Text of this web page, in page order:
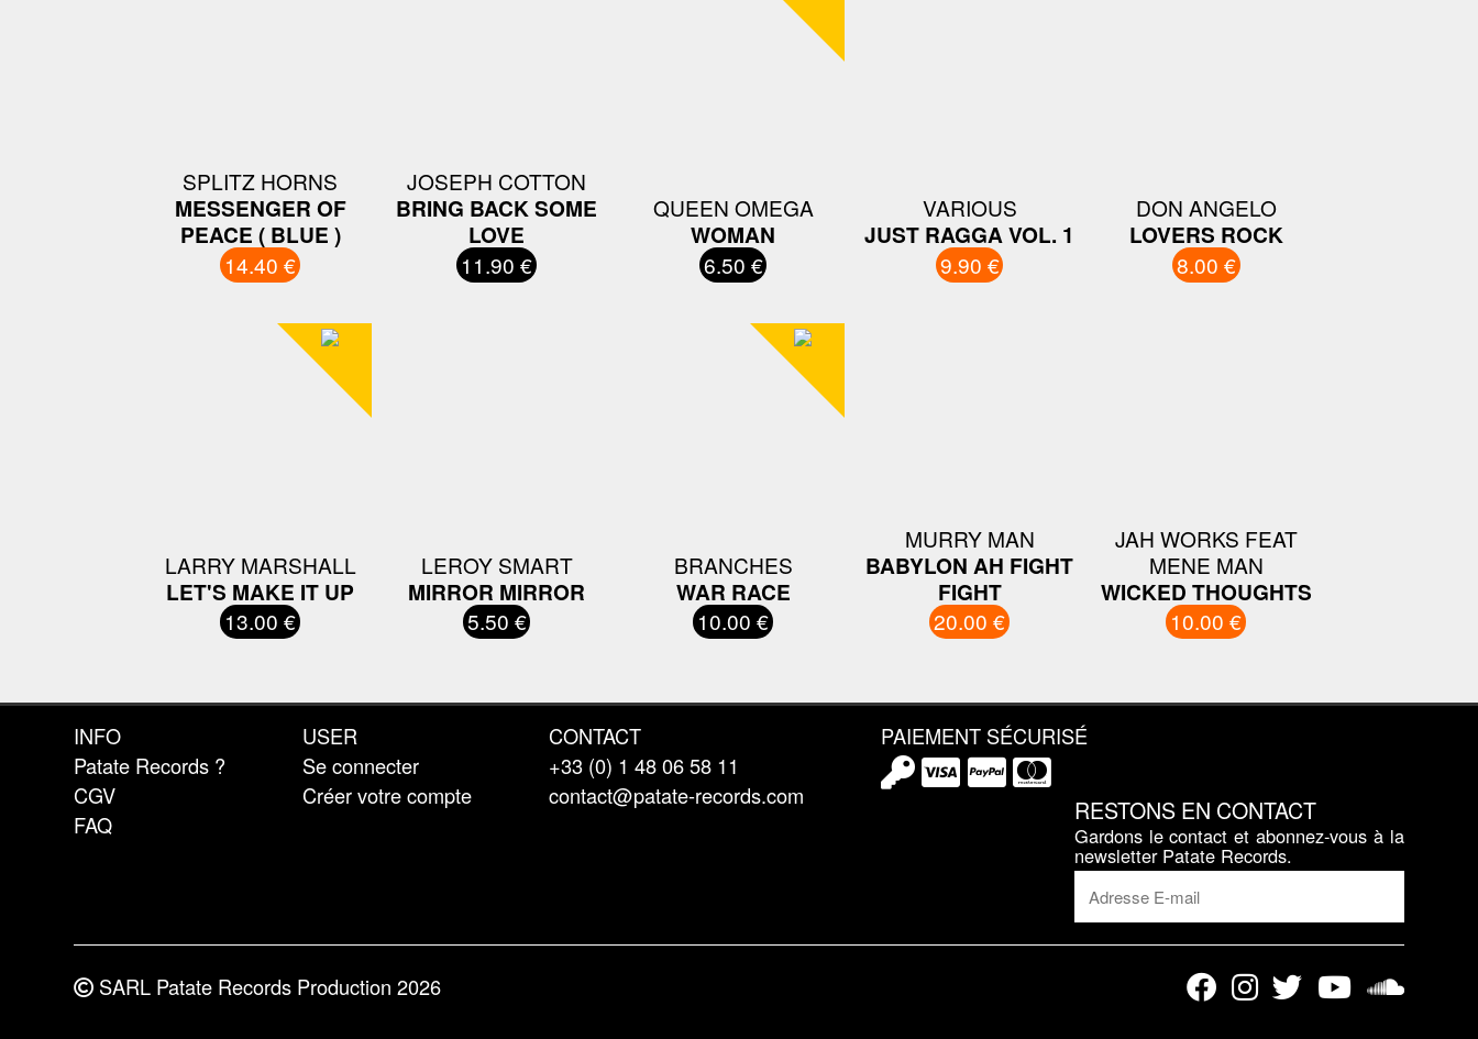
SPLITZ HORNS
MESSENGER OF
PEACE ( BLUE )
14.40 €
JOSEPH COTTON
BRING BACK SOME
LOVE
11.90 €
QUEEN OMEGA
WOMAN
6.50 €
VARIOUS
JUST RAGGA VOL. 1
9.90 €
DON ANGELO
LOVERS ROCK
8.00 €
LARRY MARSHALL
LET'S MAKE IT UP
13.00 €
LEROY SMART
MIRROR MIRROR
5.50 €
BRANCHES
WAR RACE
10.00 €
MURRY MAN
BABYLON AH FIGHT
FIGHT
20.00 €
JAH WORKS FEAT
MENE MAN
WICKED THOUGHTS
10.00 €
INFO
Patate Records ?
CGV
FAQ
USER
Se connecter
Créer votre compte
CONTACT
+33 (0) 1 48 06 58 11
contact@patate-records.com
PAIEMENT SÉCURISÉ
RESTONS EN CONTACT
Gardons le contact et abonnez-vous à la
newsletter Patate Records.
SARL Patate Records Production 2026